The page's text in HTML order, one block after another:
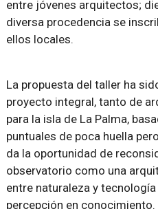
entre jóvenes arquitectos;
diversa procedencia se
ellos locales.
La propuesta del taller ha
proyecto integral, tanto de
para la isla de La Palma,
puntuales de poca huella
da la oportunidad de
observatorio como una
entre naturaleza y
percepción en conocimiento.